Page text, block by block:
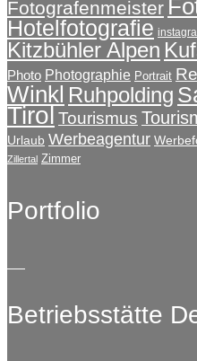
Fotografenmeister
Hotelfotografie
Kitzbühler Alpen
Photo Photographie Portrait
Winkl Ruhpolding
Tirol Tourismus
Urlaub Werbeagentur
Zillertal Zimmer
Portfolio
Betriebsstätte